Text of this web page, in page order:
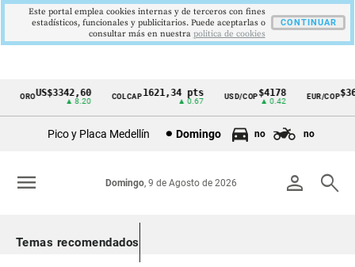
Cintillo
Colombia
OROUS$3342,60
▲ 8.20
COLCAP1621,34 pts
▲ 0.67
USD/COP$4178
▲ 0.42
EUR/COP
Pico y Placa Medellín Domingo no no
person search
Domingo, 9 de Agosto de 2026
menu
Temas recomendados
Este portal emplea cookies internas y de terceros con fines
estadísticos, funcionales y publicitarios. Puede aceptarlas o
consultar más en nuestra politica de cookies
CONTINUAR